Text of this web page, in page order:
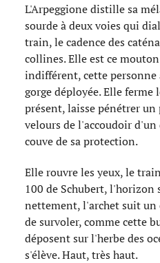
L'Arpeggione distille sa
sourde à deux voies qui
train, le cadence des
collines. Elle est ce
indifférent, cette
gorge déployée. Elle ferme
présent, laisse pénétrer un
velours de l'accoudoir
couve de sa protection.
Elle rouvre les yeux, le
100 de Schubert, l'horizon
nettement, l'archet suit un
de survoler, comme cette
déposent sur l'herbe des
s'élève. Haut, très haut.